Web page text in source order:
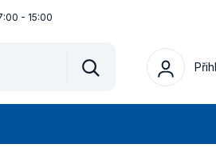
Vyhledat
- 15:00